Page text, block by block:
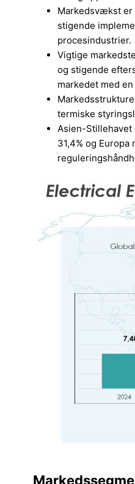
Markedsvækst er
stigende
procesindustrier.
Vigtige
og stigende
markedet med
termiske
Asien-Stillehavet
31,4% og